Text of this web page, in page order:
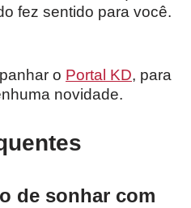
fez sentido para você.
o Portal KD, para
novidade.
de sonhar com